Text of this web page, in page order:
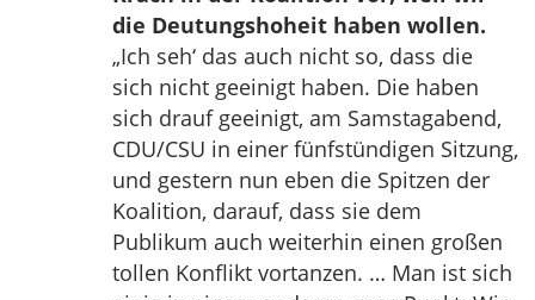
die Deutungshoheit haben wollen.
„Ich seh‘ das auch nicht so, dass die
sich nicht geeinigt haben. Die haben
sich drauf geeinigt, am Samstagabend,
CDU/CSU in einer fünfstündigen Sitzung,
und gestern nun eben die Spitzen der
Koalition, darauf, dass sie dem
Publikum auch weiterhin einen großen
tollen Konflikt vortanzen. … Man ist sich